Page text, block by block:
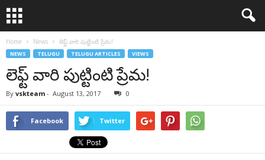
Home News లెఫ్ట్‌ వారి పుట్టింటి ప్రేమ!
NEWS TELUGU TELUGU ARTICLES VIEWS
లెఫ్ట్‌ వారి పుట్టింటి ప్రేమ!
By vskteam - August 13, 2017 0
Facebook Twitter